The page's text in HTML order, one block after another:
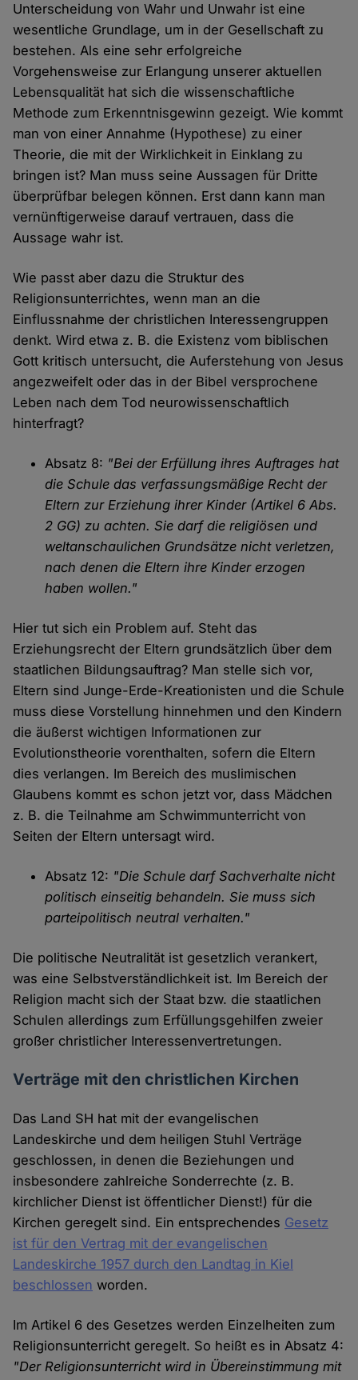
Unterscheidung von Wahr und Unwahr ist eine
wesentliche Grundlage, um in der Gesellschaft zu
bestehen. Als eine sehr erfolgreiche
Vorgehensweise zur Erlangung unserer aktuellen
Lebensqualität hat sich die wissenschaftliche
Methode zum Erkenntnisgewinn gezeigt. Wie kommt
man von einer Annahme (Hypothese) zu einer
Theorie, die mit der Wirklichkeit in Einklang zu
bringen ist? Man muss seine Aussagen für Dritte
überprüfbar belegen können. Erst dann kann man
vernünftigerweise darauf vertrauen, dass die
Aussage wahr ist.
Wie passt aber dazu die Struktur des
Religionsunterrichtes, wenn man an die
Einflussnahme der christlichen Interessengruppen
denkt. Wird etwa z. B. die Existenz vom biblischen
Gott kritisch untersucht, die Auferstehung von Jesus
angezweifelt oder das in der Bibel versprochene
Leben nach dem Tod neurowissenschaftlich
hinterfragt?
Absatz 8: "Bei der Erfüllung ihres Auftrages hat
die Schule das verfassungsmäßige Recht der
Eltern zur Erziehung ihrer Kinder (Artikel 6 Abs.
2 GG) zu achten. Sie darf die religiösen und
weltanschaulichen Grundsätze nicht verletzen,
nach denen die Eltern ihre Kinder erzogen
haben wollen."
Hier tut sich ein Problem auf. Steht das
Erziehungsrecht der Eltern grundsätzlich über dem
staatlichen Bildungsauftrag? Man stelle sich vor,
Eltern sind Junge-Erde-Kreationisten und die Schule
muss diese Vorstellung hinnehmen und den Kindern
die äußerst wichtigen Informationen zur
Evolutionstheorie vorenthalten, sofern die Eltern
dies verlangen. Im Bereich des muslimischen
Glaubens kommt es schon jetzt vor, dass Mädchen
z. B. die Teilnahme am Schwimmunterricht von
Seiten der Eltern untersagt wird.
Absatz 12: "Die Schule darf Sachverhalte nicht
politisch einseitig behandeln. Sie muss sich
parteipolitisch neutral verhalten."
Die politische Neutralität ist gesetzlich verankert,
was eine Selbstverständlichkeit ist. Im Bereich der
Religion macht sich der Staat bzw. die staatlichen
Schulen allerdings zum Erfüllungsgehilfen zweier
großer christlicher Interessenvertretungen.
Verträge mit den christlichen Kirchen
Das Land SH hat mit der evangelischen
Landeskirche und dem heiligen Stuhl Verträge
geschlossen, in denen die Beziehungen und
insbesondere zahlreiche Sonderrechte (z. B.
kirchlicher Dienst ist öffentlicher Dienst!) für die
Kirchen geregelt sind. Ein entsprechendes Gesetz
ist für den Vertrag mit der evangelischen
Landeskirche 1957 durch den Landtag in Kiel
beschlossen worden.
Im Artikel 6 des Gesetzes werden Einzelheiten zum
Religionsunterricht geregelt. So heißt es in Absatz 4:
"Der Religionsunterricht wird in Übereinstimmung mit